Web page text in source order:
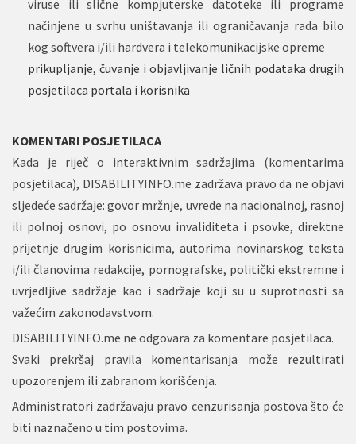
viruse ili slične kompjuterske datoteke ili programe
načinjene u svrhu uništavanja ili ograničavanja rada bilo
kog softvera i/ili hardvera i telekomunikacijske opreme
prikupljanje, čuvanje i objavljivanje ličnih podataka drugih
posjetilaca portala i korisnika
KOMENTARI POSJETILACA
Kada je riječ o interaktivnim sadržajima (komentarima
posjetilaca), DISABILITYINFO.me zadržava pravo da ne objavi
sljedeće sadržaje: govor mržnje, uvrede na nacionalnoj, rasnoj
ili polnoj osnovi, po osnovu invaliditeta i psovke, direktne
prijetnje drugim korisnicima, autorima novinarskog teksta
i/ili članovima redakcije, pornografske, politički ekstremne i
uvrjedljive sadržaje kao i sadržaje koji su u suprotnosti sa
važećim zakonodavstvom.
DISABILITYINFO.me ne odgovara za komentare posjetilaca.
Svaki prekršaj pravila komentarisanja može rezultirati
upozorenjem ili zabranom korišćenja.
Administratori zadržavaju pravo cenzurisanja postova što će
biti naznačeno u tim postovima.